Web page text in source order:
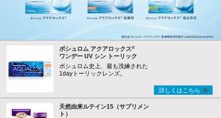
ボシュロム アクアロックス®
ワンデー UV シン トーリック
ボシュロム史上、最も洗練された
1dayトーリックレンズ。
詳しくはこちら
天然由来ルテイン15（サプリメン
ト）